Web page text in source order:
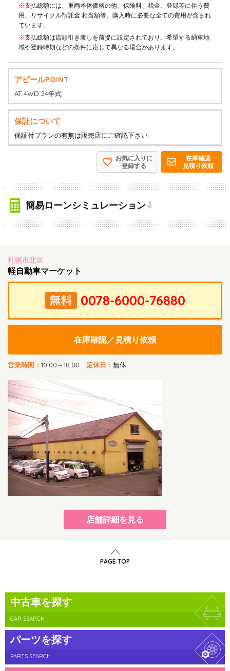
※支払総額には、車両本体価格の他、保険料、税金、登録等に伴う費
用、リサイクル預託金 相当額等、購入時に必要な全ての費用が含まれ
ています。
※支払総額は店頭引き渡しを前提に設定されており、希望する納車地
域や登録時期などの条件に応じて異なる場合があります。
アピールPOINT
AT 4WD 24年式
保証について
保証付プランの有無は販売店にご確認下さい
在庫確認
見積り依頼
お気に入りに
登録する
簡易ローンシミュレーション⬇
札幌市北区
軽自動車マーケット
在庫確認／見積り依頼
営業時間： 10:00～18:00 定休日： 無休
店舗詳細を見る
PAGE TOP
中古車を探す
CAR SEARCH
パーツを探す
PARTS SEARCH